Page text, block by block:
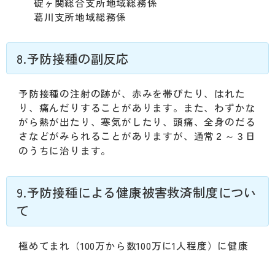
葛川支所地域総務係
8.予防接種の副反応
予防接種の注射の跡が、赤みを帯びたり、はれた
り、痛んだりすることがあります。また、わずかな
がら熱が出たり、寒気がしたり、頭痛、全身のだる
さなどがみられることがありますが、通常２～３日
のうちに治ります。
9.予防接種による健康被害救済制度につい
て
極めてまれ（100万から数100万に1人程度）に健康